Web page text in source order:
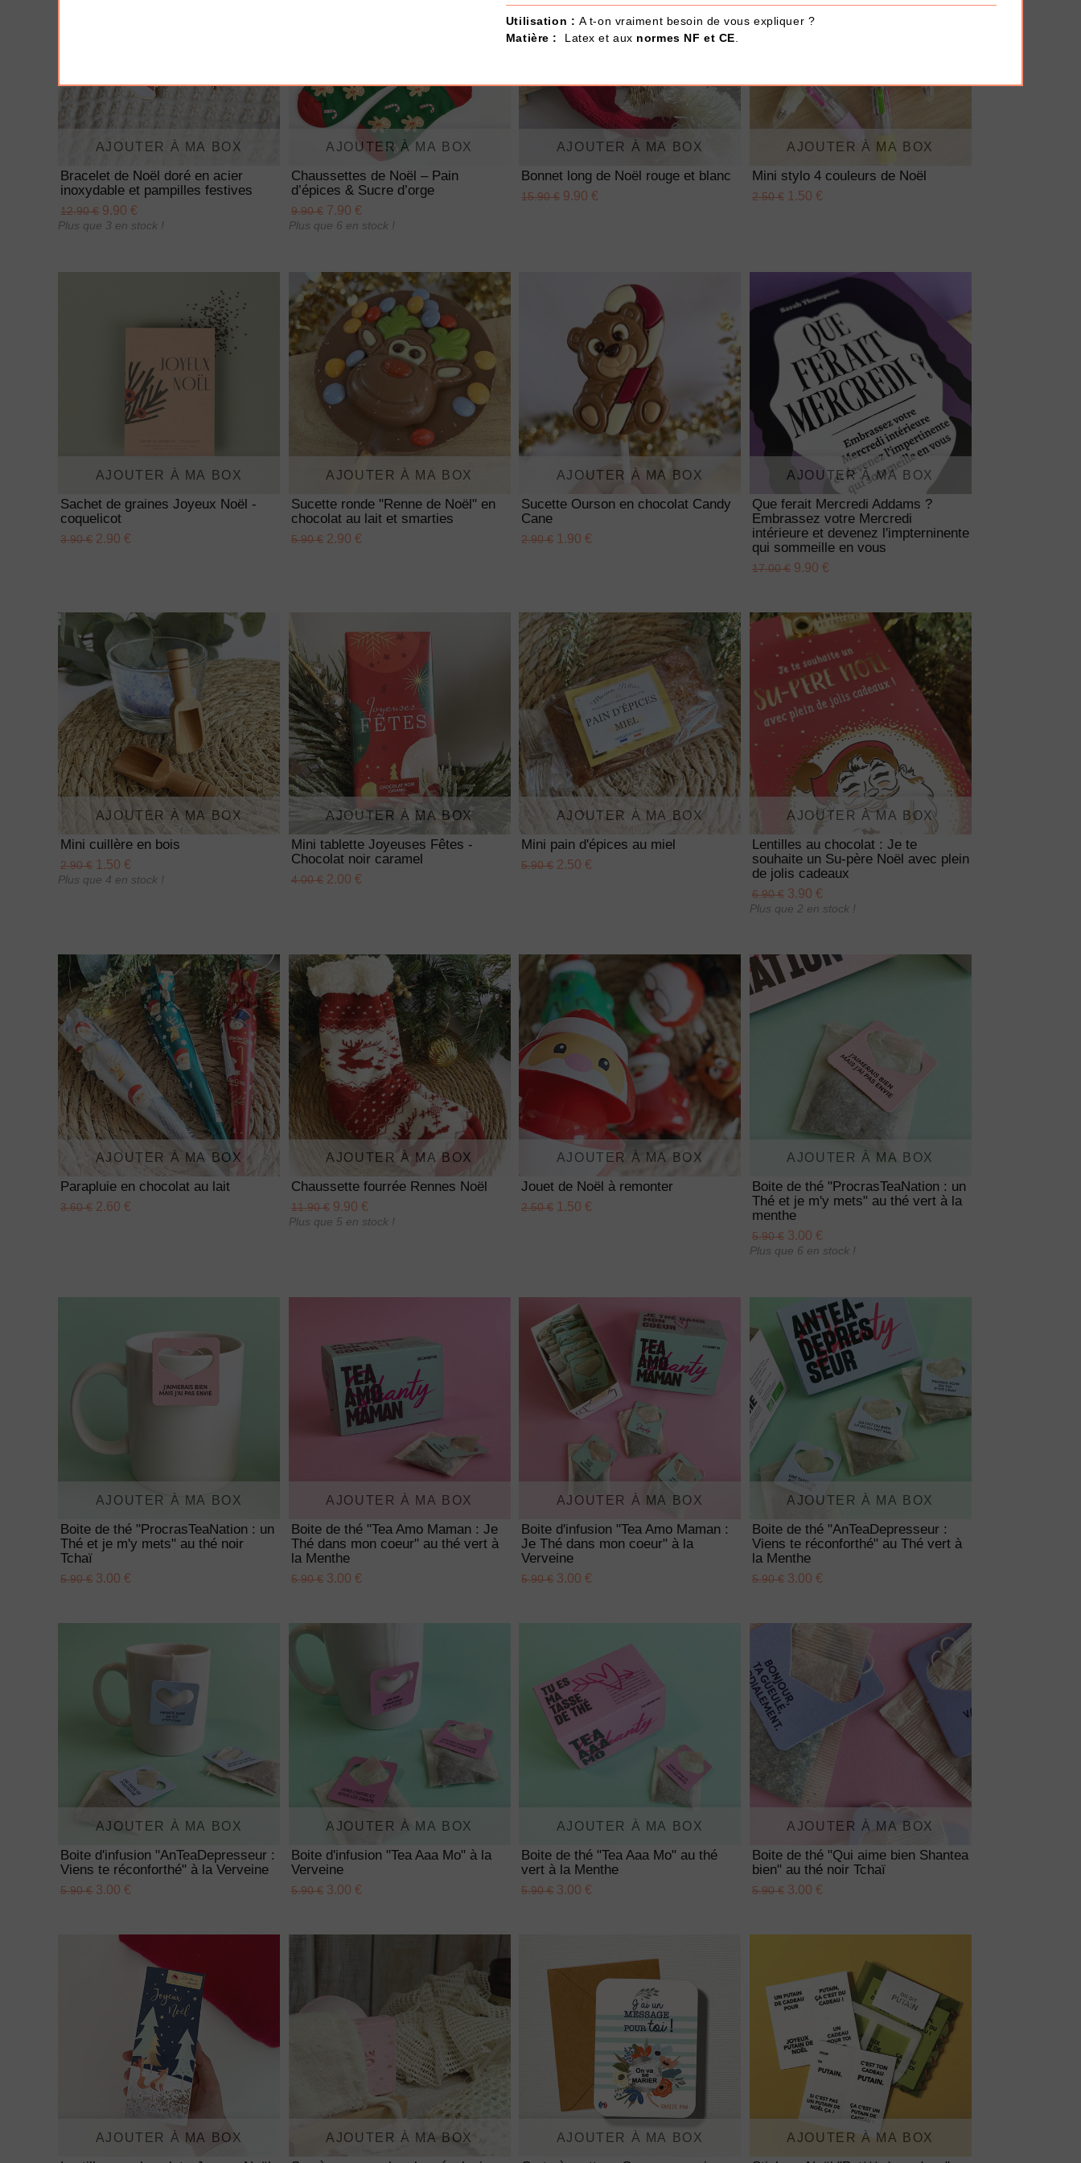
Utilisation : A t-on vraiment besoin de vous expliquer ?
Matière :
Latex et aux normes NF et CE.
AJOUTER À MA BOX
Bracelet de Noël doré en acier
inoxydable et pampilles festives
12.90 € 9.90 €
Plus que 3 en stock !
AJOUTER À MA BOX
Chaussettes de Noël – Pain
d’épices & Sucre d’orge
9.90 €7.90 €
Plus que 6 en stock !
AJOUTER À MA BOX
Bonnet long de Noël rouge et blanc
15.90 € 9.90 €
AJOUTER À MA BOX
Mini stylo 4 couleurs de Noël
2.50 €1.50 €
AJOUTER À MA BOX
Sachet de graines Joyeux Noël -
coquelicot
3.90 € 2.90 €
AJOUTER À MA BOX
Sucette ronde "Renne de Noël" en
chocolat au lait et smarties
5.90 €2.90 €
AJOUTER À MA BOX
Sucette Ourson en chocolat Candy
Cane
2.90 € 1.90 €
AJOUTER À MA BOX
Que ferait Mercredi Addams ?
Embrassez votre Mercredi
intérieure et devenez l'impterninente
qui sommeille en vous
17.00 €9.90 €
AJOUTER À MA BOX
Mini cuillère en bois
2.90 € 1.50 €
Plus que 4 en stock !
AJOUTER À MA BOX
Mini tablette Joyeuses Fêtes -
Chocolat noir caramel
4.00 €2.00 €
AJOUTER À MA BOX
Mini pain d'épices au miel
5.90 € 2.50 €
AJOUTER À MA BOX
Lentilles au chocolat : Je te
souhaite un Su-père Noël avec plein
de jolis cadeaux
6.90 €3.90 €
Plus que 2 en stock !
AJOUTER À MA BOX
Parapluie en chocolat au lait
3.60 € 2.60 €
AJOUTER À MA BOX
Chaussette fourrée Rennes Noël
11.90 €9.90 €
Plus que 5 en stock !
AJOUTER À MA BOX
Jouet de Noël à remonter
2.50 € 1.50 €
AJOUTER À MA BOX
Boite de thé "ProcrasTeaNation : un
Thé et je m'y mets" au thé vert à la
menthe
5.90 €3.00 €
Plus que 6 en stock !
AJOUTER À MA BOX
Boite de thé "ProcrasTeaNation : un
Thé et je m'y mets" au thé noir
Tchaï
5.90 € 3.00 €
AJOUTER À MA BOX
Boite de thé "Tea Amo Maman : Je
Thé dans mon coeur" au thé vert à
la Menthe
5.90 €3.00 €
AJOUTER À MA BOX
Boite d'infusion "Tea Amo Maman :
Je Thé dans mon coeur" à la
Verveine
5.90 € 3.00 €
AJOUTER À MA BOX
Boite de thé "AnTeaDepresseur :
Viens te réconforthé" au Thé vert à
la Menthe
5.90 €3.00 €
AJOUTER À MA BOX
Boite d'infusion "AnTeaDepresseur :
Viens te réconforthé" à la Verveine
5.90 € 3.00 €
AJOUTER À MA BOX
Boite d'infusion "Tea Aaa Mo" à la
Verveine
5.90 €3.00 €
AJOUTER À MA BOX
Boite de thé "Tea Aaa Mo" au thé
vert à la Menthe
5.90 € 3.00 €
AJOUTER À MA BOX
Boite de thé "Qui aime bien Shantea
bien" au thé noir Tchaï
5.90 €3.00 €
AJOUTER À MA BOX AJOUTER À MA BOX AJOUTER À MA BOX AJOUTER À MA BOX